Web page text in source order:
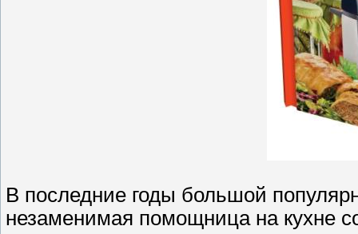
В последние годы большой
незаменимая помощница на кухне